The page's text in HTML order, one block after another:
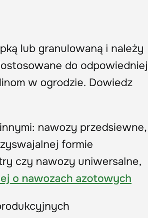
lub granulowaną i należy
do odpowiedniej
w ogrodzie. Dowiedz
nawozy przedsiewne,
formie
czy nawozy uniwersalne,
o nawozach azotowych